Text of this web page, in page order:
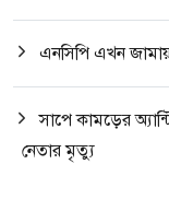
এনসিপি এখন
সাপে কামড়ের
নেতার মৃত্যু